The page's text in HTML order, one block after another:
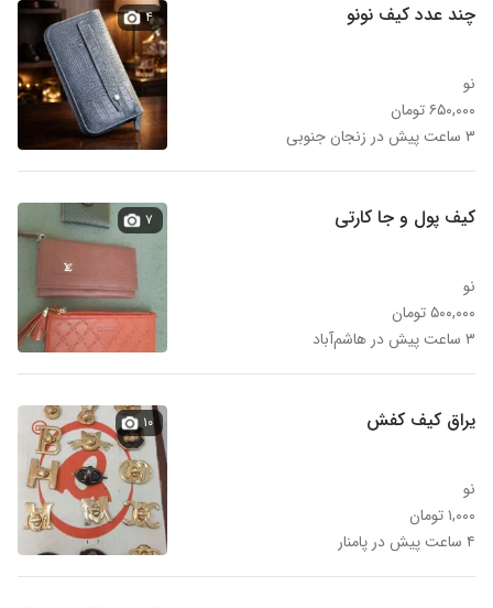
چند عدد کیف نونو
نو
۶۵۰,۰۰۰ تومان
۳ ساعت پیش در زنجان جنوبی
۴
کیف پول و جا کارتی
نو
۵۰۰,۰۰۰ تومان
۳ ساعت پیش در هاشم‌آباد
۷
یراق کیف کفش
نو
۱,۰۰۰ تومان
۴ ساعت پیش در پامنار
۱۰